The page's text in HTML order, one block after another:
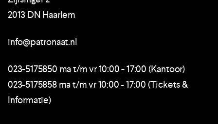
2013 DN Haarlem
info@patronaat.nl
023-5175850 ma t/m vr 10:00 - 17:00 (Kantoor)
023-5175858 ma t/m vr 10:00 - 17:00 (Tickets &
Informatie)